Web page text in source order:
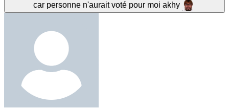
car personne n'aurait voté pour moi akhy